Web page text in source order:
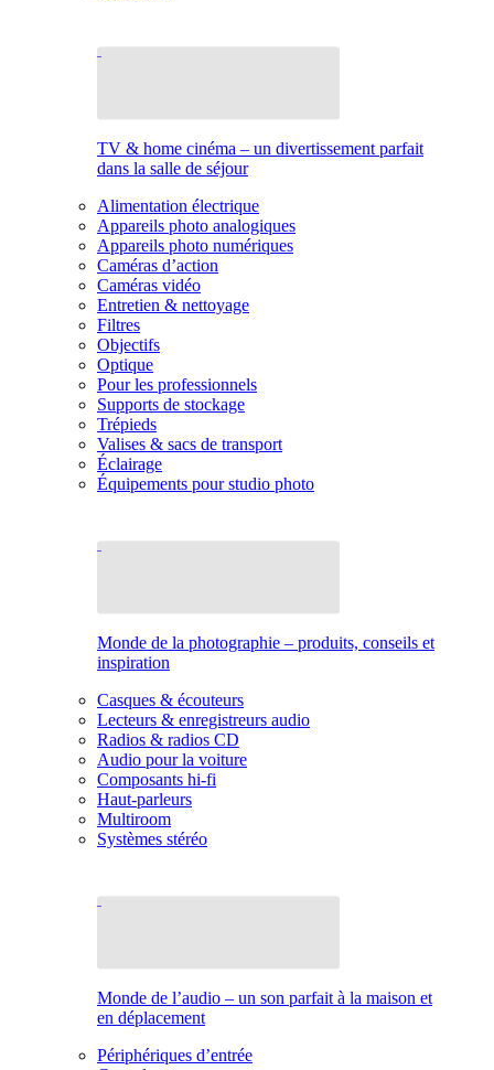
TV & home cinéma – un divertissement parfait
dans la salle de séjour
Alimentation électrique
Appareils photo analogiques
Appareils photo numériques
Caméras d’action
Caméras vidéo
Entretien & nettoyage
Filtres
Objectifs
Optique
Pour les professionnels
Supports de stockage
Trépieds
Valises & sacs de transport
Éclairage
Équipements pour studio photo
Monde de la photographie – produits, conseils et
inspiration
Casques & écouteurs
Lecteurs & enregistreurs audio
Radios & radios CD
Audio pour la voiture
Composants hi-fi
Haut-parleurs
Multiroom
Systèmes stéréo
Monde de l’audio – un son parfait à la maison et
en déplacement
Périphériques d’entrée